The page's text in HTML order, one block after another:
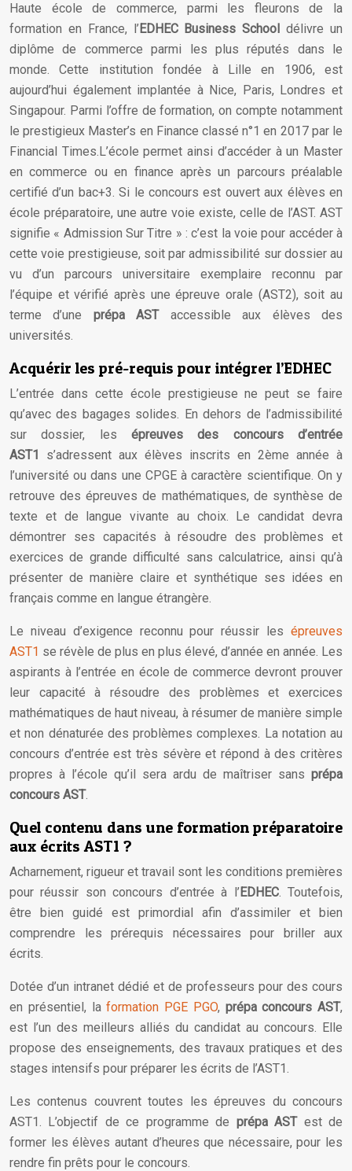
Haute école de commerce, parmi les fleurons de la
formation en France, l’EDHEC Business School délivre un
diplôme de commerce parmi les plus réputés dans le
monde. Cette institution fondée à Lille en 1906, est
aujourd’hui également implantée à Nice, Paris, Londres et
Singapour. Parmi l’offre de formation, on compte notamment
le prestigieux Master’s en Finance classé n°1 en 2017 par le
Financial Times.L’école permet ainsi d’accéder à un Master
en commerce ou en finance après un parcours préalable
certifié d’un bac+3. Si le concours est ouvert aux élèves en
école préparatoire, une autre voie existe, celle de l’AST. AST
signifie « Admission Sur Titre » : c’est la voie pour accéder à
cette voie prestigieuse, soit par admissibilité sur dossier au
vu d’un parcours universitaire exemplaire reconnu par
l’équipe et vérifié après une épreuve orale (AST2), soit au
terme d’une prépa ASTaccessible aux élèves des
universités.
Acquérir les pré-requis pour intégrer l’EDHEC
L’entrée dans cette école prestigieuse ne peut se faire
qu’avec des bagages solides. En dehors de l’admissibilité
sur dossier, les épreuves des concours d’entrée
AST1
s’adressent aux élèves inscrits en 2ème année à
l’université ou dans une CPGE à caractère scientifique. On y
retrouve des épreuves de mathématiques, de synthèse de
texte et de langue vivante au choix. Le candidat devra
démontrer ses capacités à résoudre des problèmes et
exercices de grande difficulté sans calculatrice, ainsi qu’à
présenter de manière claire et synthétique ses idées en
français comme en langue étrangère.
Le niveau d’exigence reconnu pour réussir les épreuves
AST1 se révèle de plus en plus élevé, d’année en année. Les
aspirants à l’entrée en école de commerce devront prouver
leur capacité à résoudre des problèmes et exercices
mathématiques de haut niveau, à résumer de manière simple
et non dénaturée des problèmes complexes. La notation au
concours d’entrée est très sévère et répond à des critères
propres à l’école qu’il sera ardu de maîtriser sans prépa
concours AST.
Quel contenu dans une formation préparatoire
aux écrits AST1 ?
Acharnement, rigueur et travail sont les conditions premières
pour réussir son concours d’entrée à l’EDHEC. Toutefois,
être bien guidé est primordial afin d’assimiler et bien
comprendre les prérequis nécessaires pour briller aux
écrits.
Dotée d’un intranet dédié et de professeurs pour des cours
en présentiel, laformation PGE PGO, prépa concours AST,
est l’un des meilleurs alliés du candidat au concours. Elle
propose des enseignements, des travaux pratiques et des
stages intensifs pour préparer les écrits de l’AST1.
Les contenus couvrent toutes les épreuves du concours
AST1. L’objectif de ce programme de prépa ASTest de
former les élèves autant d’heures que nécessaire, pour les
rendre fin prêts pour le concours.